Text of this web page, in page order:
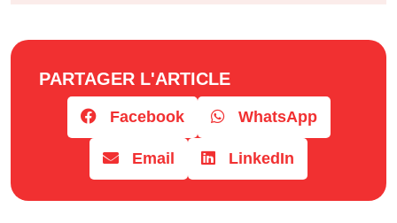
PARTAGER L'ARTICLE
Facebook WhatsApp
Email LinkedIn